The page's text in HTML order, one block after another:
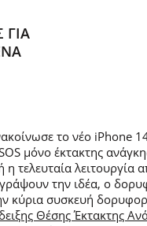
το νέο iPhone 14
μόνο έκτακτης
τελευταία λειτουργία
την ιδέα, ο
κύρια συσκευή
Θέσης Έκτακτης